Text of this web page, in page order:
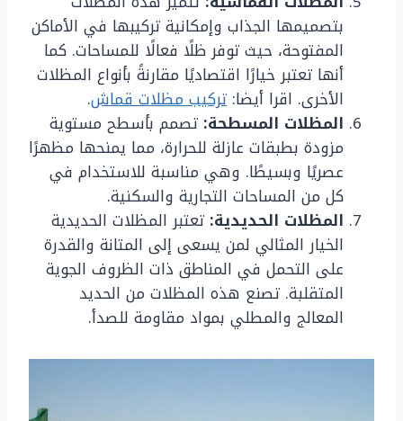
بتصميمها الجذاب وإمكانية تركيبها في الأماكن
المفتوحة، حيث توفر ظلًا فعالًا للمساحات. كما
أنها تعتبر خيارًا اقتصاديًا مقارنةً بأنواع المظلات
الأخرى. اقرا أيضا: تركيب مظلات قماش.
المظلات المسطحة: تصمم بأسطح مستوية
مزودة بطبقات عازلة للحرارة، مما يمنحها مظهرًا
عصريًا وبسيطًا. وهي مناسبة للاستخدام في
كل من المساحات التجارية والسكنية.
المظلات الحديدية: تعتبر المظلات الحديدية
الخيار المثالي لمن يسعى إلى المتانة والقدرة
على التحمل في المناطق ذات الظروف الجوية
المتقلبة. تصنع هذه المظلات من الحديد
المعالج والمطلي بمواد مقاومة للصدأ.